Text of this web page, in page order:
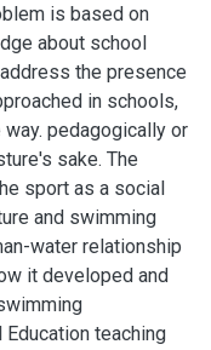
is based on
about school
the presence
in schools,
pedagogically or
sake. The
sport as a social
and swimming
water relationship
it developed and
teaching